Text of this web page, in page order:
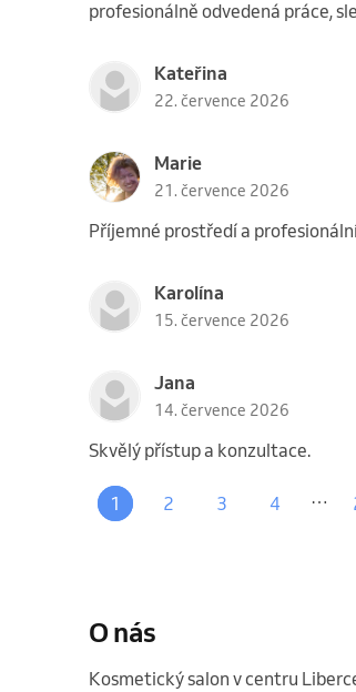
profesionálně odvedená práce,
Kateřina
22. července 2026
Marie
21. července 2026
Příjemné prostředí a
Karolína
15. července 2026
Jana
14. července 2026
Skvělý přístup a konzultace.
1 2 3 4 …
O nás
Kosmetický salon v centru